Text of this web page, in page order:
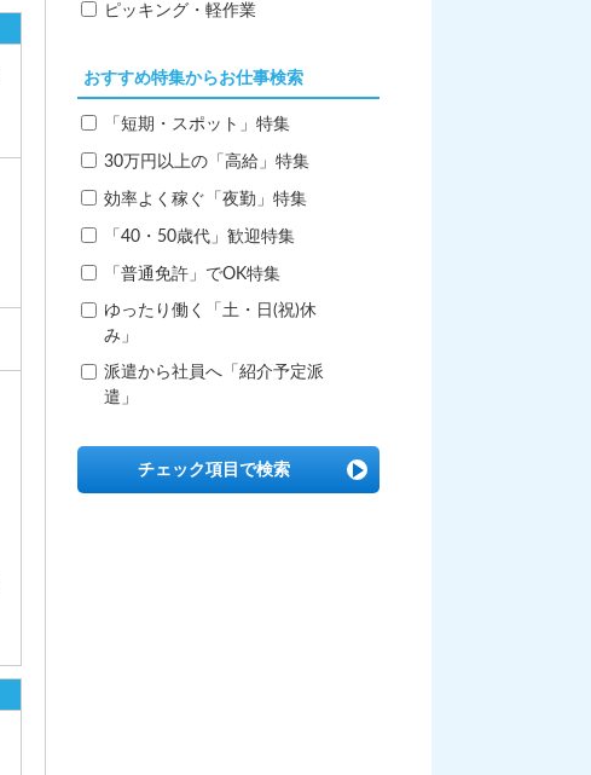
ピッキング・軽作業
おすすめ特集からお仕事検索
「短期・スポット」特集
30万円以上の「高給」特集
効率よく稼ぐ「夜勤」特集
「40・50歳代」歓迎特集
「普通免許」でOK特集
ゆったり働く「土・日(祝)休
み」
派遣から社員へ「紹介予定派
遣」
チェック項目で検索